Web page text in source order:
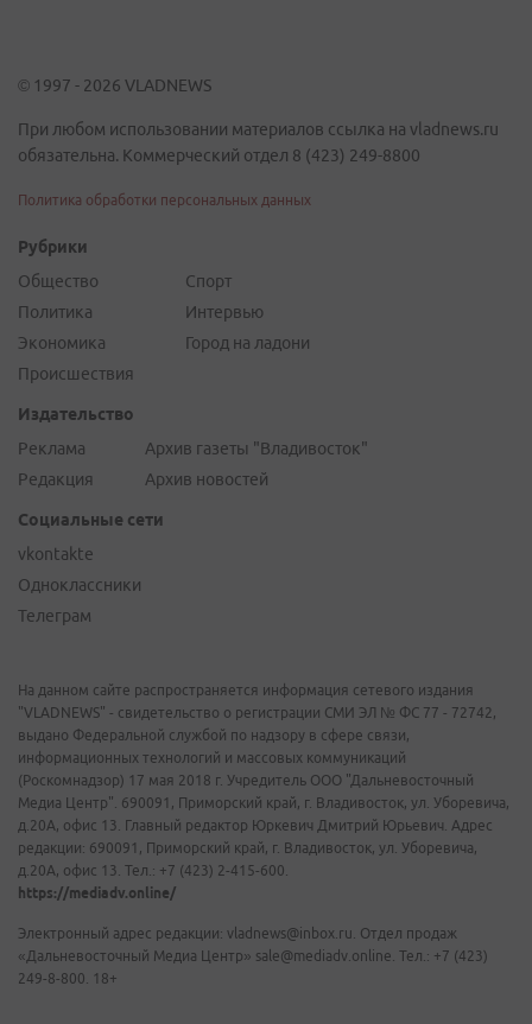
© 1997 - 2026 VLADNEWS
При любом использовании материалов ссылка на vladnews.ru
обязательна. Коммерческий отдел 8 (423) 249-8800
Политика обработки персональных данных
Рубрики
Общество
Политика
Экономика
Происшествия
Спорт
Интервью
Город на ладони
Издательство
Реклама
Редакция
Архив газеты "Владивосток"
Архив новостей
Социальные сети
vkontakte
Одноклассники
Телеграм
На данном сайте распространяется информация сетевого издания
"VLADNEWS" - свидетельство о регистрации СМИ ЭЛ № ФС 77 - 72742,
выдано Федеральной службой по надзору в сфере связи,
информационных технологий и массовых коммуникаций
(Роскомнадзор) 17 мая 2018 г. Учредитель ООО "Дальневосточный
Медиа Центр". 690091, Приморский край, г. Владивосток, ул. Уборевича,
д.20А, офис 13. Главный редактор Юркевич Дмитрий Юрьевич. Адрес
редакции: 690091, Приморский край, г. Владивосток, ул. Уборевича,
д.20А, офис 13. Тел.: +7 (423) 2-415-600.
https://mediadv.online/
Электронный адрес редакции: vladnews@inbox.ru. Отдел продаж
«Дальневосточный Медиа Центр» sale@mediadv.online. Тел.: +7 (423)
249-8-800. 18+